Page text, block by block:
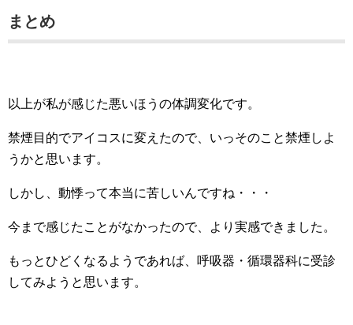
まとめ
以上が私が感じた悪いほうの体調変化です。
禁煙目的でアイコスに変えたので、いっそのこと禁煙しよ
うかと思います。
しかし、動悸って本当に苦しいんですね・・・
今まで感じたことがなかったので、より実感できました。
もっとひどくなるようであれば、呼吸器・循環器科に受診
してみようと思います。